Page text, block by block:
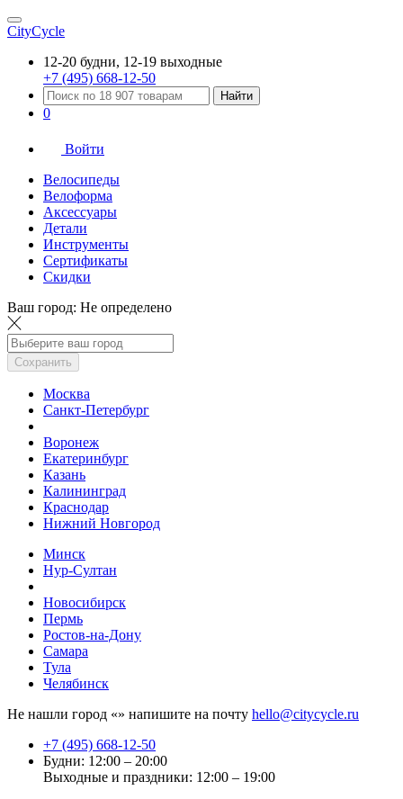
CityCycle
12-20 будни, 12-19 выходные
+7 (495) 668-12-50
Найти
0
Войти
Велосипеды
Велоформа
Аксессуары
Детали
Инструменты
Сертификаты
Скидки
Ваш город: Не определено
Сохранить
Москва
Санкт-Петербург
Воронеж
Екатеринбург
Казань
Калининград
Краснодар
Нижний Новгород
Минск
Нур-Султан
Новосибирск
Пермь
Ростов-на-Дону
Самара
Тула
Челябинск
Не нашли город «» напишите на почту hello@citycycle.ru
+7 (495) 668-12-50
Будни: 12:00 – 20:00
Выходные и праздники: 12:00 – 19:00